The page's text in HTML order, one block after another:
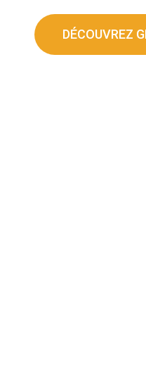
DÉCOUVREZ